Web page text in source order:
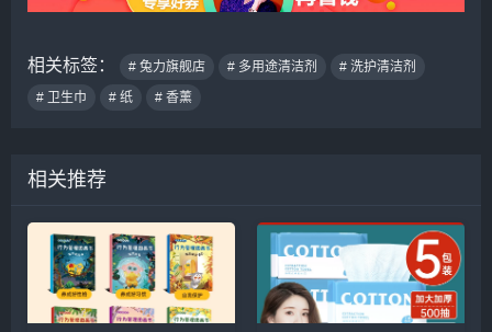
相关标签： # 兔力旗舰店 # 多用途清洁剂
# 洗护清洁剂
# 卫生巾
# 纸 # 香薰
相关推荐